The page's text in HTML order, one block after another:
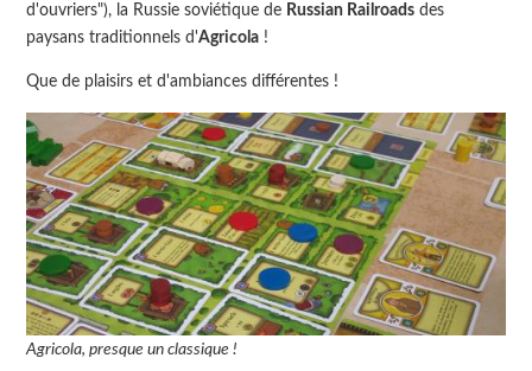
d'ouvriers"), la Russie soviétique de Russian Railroads des
paysans traditionnels d'Agricola !
Que de plaisirs et d'ambiances différentes !
Agricola, presque un classique !